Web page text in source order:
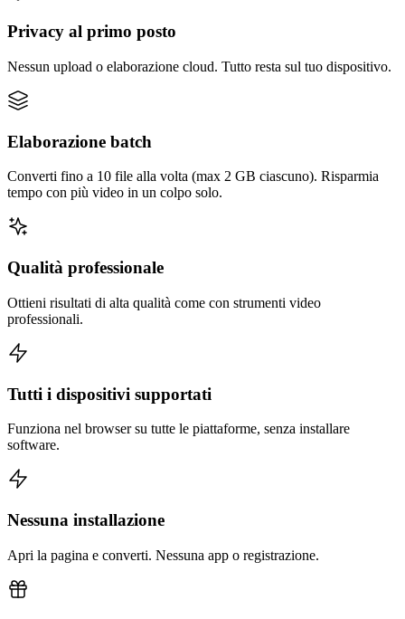
Privacy al primo posto
Nessun upload o elaborazione cloud. Tutto resta sul tuo dispositivo.
Elaborazione batch
Converti fino a 10 file alla volta (max 2 GB ciascuno). Risparmia
tempo con più video in un colpo solo.
Qualità professionale
Ottieni risultati di alta qualità come con strumenti video
professionali.
Tutti i dispositivi supportati
Funziona nel browser su tutte le piattaforme, senza installare
software.
Nessuna installazione
Apri la pagina e converti. Nessuna app o registrazione.